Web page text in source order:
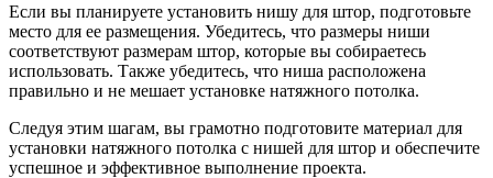
Если вы планируете установить нишу для штор, подготовьте
место для ее размещения. Убедитесь, что размеры ниши
соответствуют размерам штор, которые вы собираетесь
использовать. Также убедитесь, что ниша расположена
правильно и не мешает установке натяжного потолка.
Следуя этим шагам, вы грамотно подготовите материал для
установки натяжного потолка с нишей для штор и обеспечите
успешное и эффективное выполнение проекта.